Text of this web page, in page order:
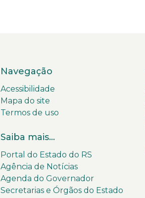
Navegação
Acessibilidade
Mapa do site
Termos de uso
Saiba mais...
Portal do Estado do RS
Agência de Notícias
Agenda do Governador
Secretarias e Órgãos do Estado